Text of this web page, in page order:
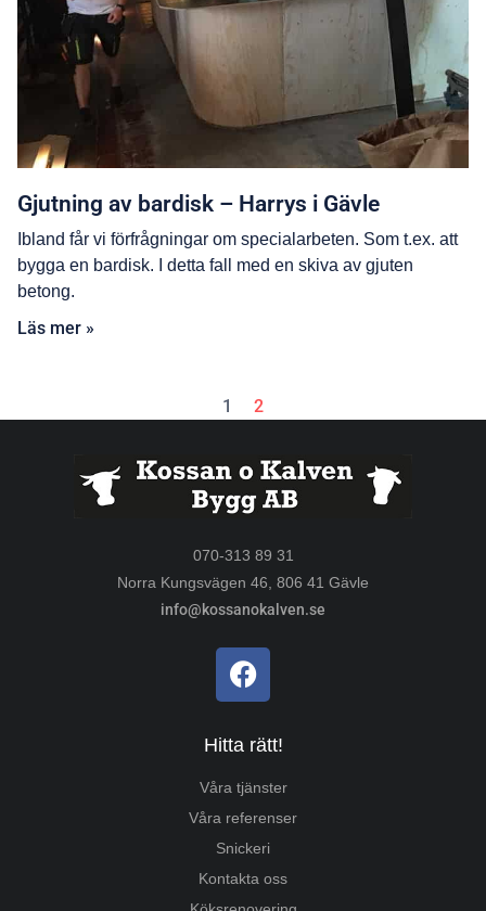
Gjutning av bardisk – Harrys i Gävle
Ibland får vi förfrågningar om specialarbeten. Som t.ex. att
bygga en bardisk. I detta fall med en skiva av gjuten
betong.
Läs mer »
1 2
070-313 89 31
Norra Kungsvägen 46, 806 41 Gävle
info@kossanokalven.se
Hitta rätt!
Våra tjänster
Våra referenser
Snickeri
Kontakta oss